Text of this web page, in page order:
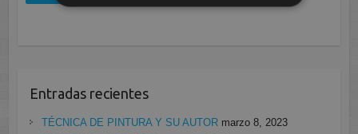
Entradas recientes
TÉCNICA DE PINTURA Y SU AUTOR marzo 8, 2023